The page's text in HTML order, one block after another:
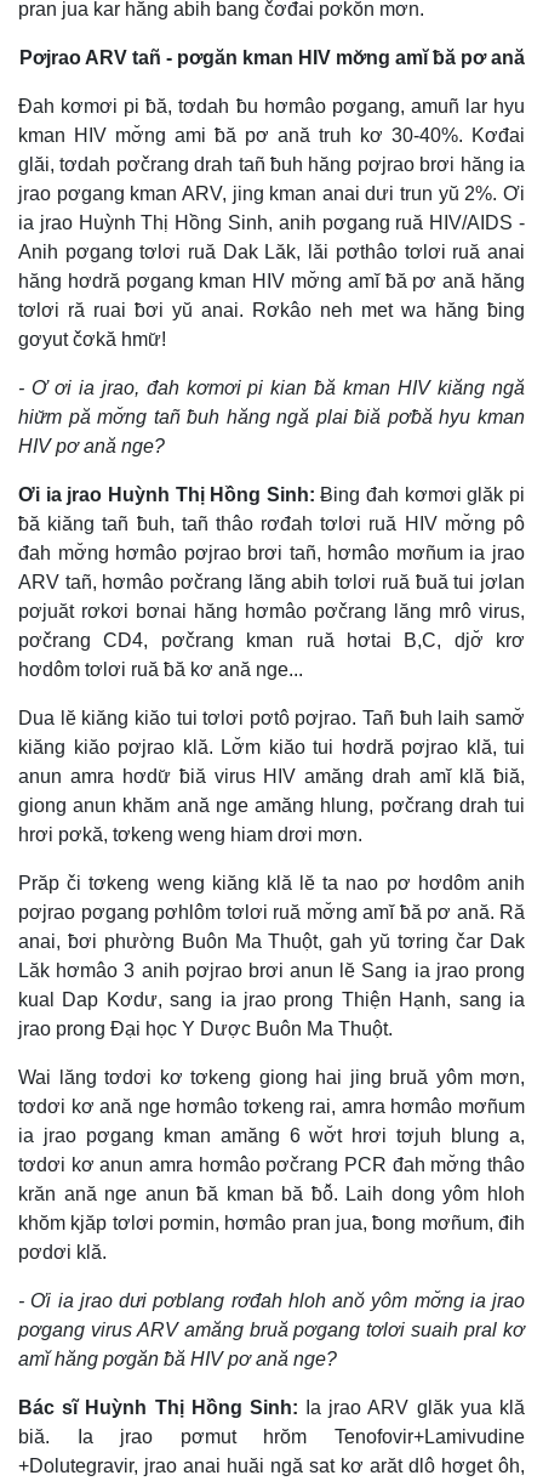
pran jua kar hăng abih bang čơđai pơkŏn mơn.
Pơjrao ARV tañ - pơgăn kman HIV mơ̆ng amĭ ƀă pơ ană
Đah kơmơi pi ƀă, tơdah ƀu hơmâo pơgang, amuñ lar hyu
kman HIV mơ̆ng ami ƀă pơ ană truh kơ 30-40%. Kơđai
glăi, tơdah pơčrang drah tañ ƀuh hăng pơjrao brơi hăng ia
jrao pơgang kman ARV, jing kman anai dưi trun yŭ 2%. Ơi
ia jrao Huỳnh Thị Hồng Sinh, anih pơgang ruă HIV/AIDS -
Anih pơgang tơlơi ruă Dak Lăk, lăi pơthâo tơlơi ruă anai
hăng hơdră pơgang kman HIV mơ̆ng amĭ ƀă pơ ană hăng
tơlơi ră ruai ƀơi yŭ anai. Rơkâo neh met wa hăng ƀing
gơyut čơkă hmư̆!
- Ơ ơi ia jrao, đah kơmơi pi kian ƀă kman HIV kiăng ngă
hiư̆m pă mơ̆ng tañ ƀuh hăng ngă plai ƀiă pơƀă hyu kman
HIV pơ ană nge?
Ơi ia jrao Huỳnh Thị Hồng Sinh: Ƀing đah kơmơi glăk pi
ƀă kiăng tañ ƀuh, tañ thâo rơđah tơlơi ruă HIV mơ̆ng pô
đah mơ̆ng hơmâo pơjrao brơi tañ, hơmâo mơñum ia jrao
ARV tañ, hơmâo pơčrang lăng abih tơlơi ruă ƀuă tui jơlan
pơjuăt rơkơi bơnai hăng hơmâo pơčrang lăng mrô virus,
pơčrang CD4, pơčrang kman ruă hơtai B,C, djơ̆ krơ
hơdôm tơlơi ruă ƀă kơ ană nge...
Dua lĕ kiăng kiăo tui tơlơi pơtô pơjrao. Tañ ƀuh laih samơ̆
kiăng kiăo pơjrao klă. Lơ̆m kiăo tui hơdră pơjrao klă, tui
anun amra hơdư̆ ƀiă virus HIV amăng drah amĭ klă ƀiă,
giong anun khăm ană nge amăng hlung, pơčrang drah tui
hrơi pơkă, tơkeng weng hiam drơi mơn.
Prăp či tơkeng weng kiăng klă lĕ ta nao pơ hơdôm anih
pơjrao pơgang pơhlôm tơlơi ruă mơ̆ng amĭ ƀă pơ ană. Ră
anai, ƀơi phường Buôn Ma Thuột, gah yŭ tơring čar Dak
Lăk hơmâo 3 anih pơjrao brơi anun lĕ Sang ia jrao prong
kual Dap Kơdư, sang ia jrao prong Thiện Hạnh, sang ia
jrao prong Đại học Y Dược Buôn Ma Thuột.
Wai lăng tơdơi kơ tơkeng giong hai jing bruă yôm mơn,
tơdơi kơ ană nge hơmâo tơkeng rai, amra hơmâo mơñum
ia jrao pơgang kman amăng 6 wơ̆t hrơi tơjuh blung a,
tơdơi kơ anun amra hơmâo pơčrang PCR đah mơ̆ng thâo
krăn ană nge anun ƀă kman bă ƀô̆. Laih dong yôm hloh
khŏm kjăp tơlơi pơmin, hơmâo pran jua, ƀong mơñum, đih
pơdơi klă.
- Ơi ia jrao dưi pơblang rơđah hloh anŏ yôm mơ̆ng ia jrao
pơgang virus ARV amăng bruă pơgang tơlơi suaih pral kơ
amĭ hăng pơgăn ƀă HIV pơ ană nge?
Bác sĩ Huỳnh Thị Hồng Sinh: Ia jrao ARV glăk yua klă
biă. Ia jrao pơmut hrŏm Tenofovir+Lamivudine
+Dolutegravir, jrao anai huăi ngă sat kơ arăt dlô hơget ôh,